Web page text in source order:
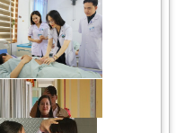
khám Thẩm mỹ
theo Yêu cầu
bệnh nhân sau
phẫu thuật